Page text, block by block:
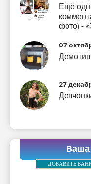
Ещё
фото) -
07
27
Ваша
ДОБАВИТЬ